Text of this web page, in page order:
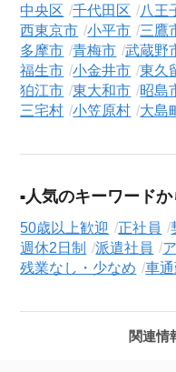
中央区
千代田区 八王
西東京市
小平市 三鷹
多摩市
青梅市 武蔵野
福生市
小金井市 東久
狛江市
東大和市 昭島
三宅村
小笠原村 大島
人気のキーワード
50歳以上歓迎 正社員
週休2日制
派遣社員
残業なし・少なめ
車
関連情